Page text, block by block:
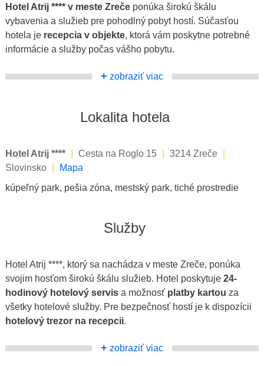
Hotel Atrij **** v meste Zreče ponúka širokú škálu
vybavenia a služieb pre pohodlný pobyt hostí. Súčasťou
hotela je recepcia v objekte, ktorá vám poskytne potrebné
informácie a služby počas vášho pobytu.
+ zobraziť viac
Lokalita hotela
Hotel Atrij **** Cesta na Roglo 15 3214 Zreče
Slovinsko
Mapa
kúpeľný park, pešia zóna, mestský park, tiché prostredie
Služby
Hotel Atrij ****, ktorý sa nachádza v meste Zreče, ponúka
svojim hosťom širokú škálu služieb. Hotel poskytuje 24-
hodinový hotelový servis a možnosť platby kartou za
všetky hotelové služby. Pre bezpečnosť hostí je k dispozícii
hotelový trezor na recepcii.
+ zobraziť viac